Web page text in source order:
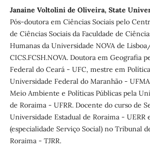
Janaine Voltolini de Oliveira, State
Pós-doutora em Ciências Sociais pelo
de Ciências Sociais da Faculdade de
Humanas da Universidade NOVA de
CICS.FCSH.NOVA. Doutora em Geografia
Federal do Ceará - UFC, mestre em
Universidade Federal do Maranhão -
Meio Ambiente e Políticas Públicas pela
de Roraima - UFRR. Docente do curso de
Universidade Estadual de Roraima - UERR
(especialidade Serviço Social) no Tribunal
Roraima - TJRR.